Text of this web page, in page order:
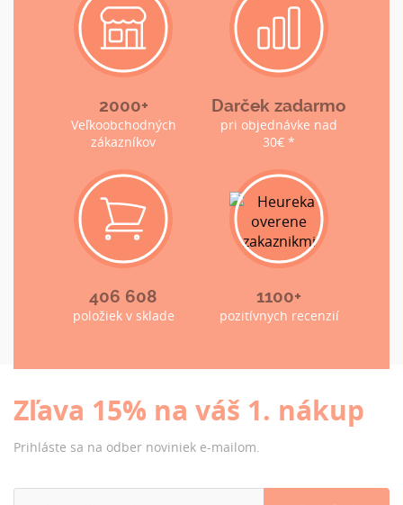
2000+
Veľkoobchodných
zákazníkov
Darček zadarmo
pri objednávke nad
30€ *
406 608
položiek v sklade
1100+
pozitívnych recenzií
Zľava 15% na váš 1. nákup
Prihláste sa na odber noviniek e-mailom.